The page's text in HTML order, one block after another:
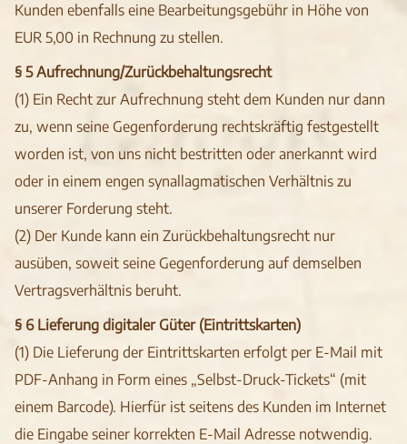
Kunden ebenfalls eine Bearbeitungsgebühr in Höhe von
EUR 5,00 in Rechnung zu stellen.
§ 5 Aufrechnung/Zurückbehaltungsrecht
(1) Ein Recht zur Aufrechnung steht dem Kunden nur dann
zu, wenn seine Gegenforderung rechtskräftig festgestellt
worden ist, von uns nicht bestritten oder anerkannt wird
oder in einem engen synallagmatischen Verhältnis zu
unserer Forderung steht.
(2) Der Kunde kann ein Zurückbehaltungsrecht nur
ausüben, soweit seine Gegenforderung auf demselben
Vertragsverhältnis beruht.
§ 6 Lieferung digitaler Güter (Eintrittskarten)
(1) Die Lieferung der Eintrittskarten erfolgt per E-Mail mit
PDF-Anhang in Form eines „Selbst-Druck-Tickets“ (mit
einem Barcode). Hierfür ist seitens des Kunden im Internet
die Eingabe seiner korrekten E-Mail Adresse notwendig.